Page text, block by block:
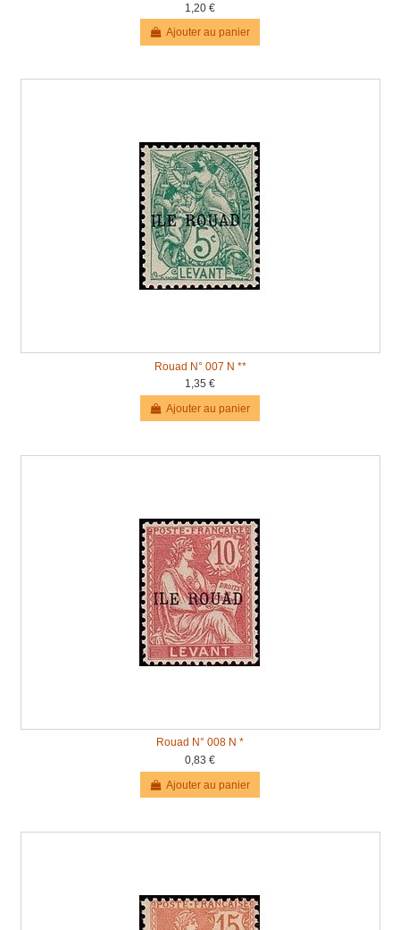
1,20 €
Ajouter au panier
Rouad N° 007 N **
1,35 €
Ajouter au panier
Rouad N° 008 N *
0,83 €
Ajouter au panier